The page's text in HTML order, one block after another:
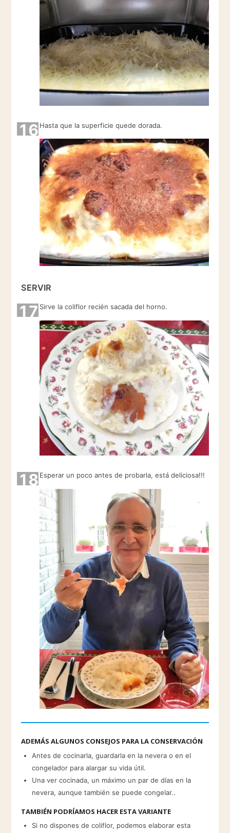
16 Hasta que la superficie quede dorada.
SERVIR
17 Sirve la coliflor recién sacada del horno.
18 Esperar un poco antes de probarla, está deliciosa!!!
ADEMÁS ALGUNOS CONSEJOS PARA LA CONSERVACIÓN
Antes de cocinarla, guardarla en la nevera o en el
congelador para alargar su vida útil.
Una ver cocinada, un máximo un par de días en la
nevera, aunque también se puede congelar..
TAMBIÉN PODRÍAMOS HACER ESTA VARIANTE
Si no dispones de coliflor, podemos elaborar esta